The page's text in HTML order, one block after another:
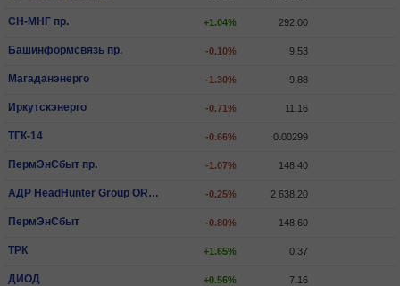
СН-МНГ пр. +1.04% 292.00
Башинформсвязь пр. -0.10% 9.53
Магаданэнерго -1.30% 9.88
Иркутскэнерго -0.71% 11.16
ТГК-14 -0.66% 0.00299
ПермЭнСбыт пр. -1.07% 148.40
АДР HeadHunter Group ORD SHS -0.25% 2 638.20
ПермЭнСбыт -0.80% 148.60
ТРК +1.65% 0.37
ДИОД +0.56% 7.16